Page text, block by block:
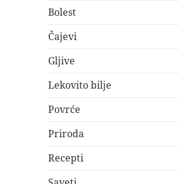
Bolest
Čajevi
Gljive
Lekovito bilje
Povrće
Priroda
Recepti